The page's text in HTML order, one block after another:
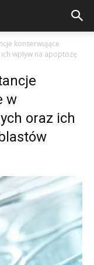
konserwujące
wpływ na apoptozę
w
oraz ich